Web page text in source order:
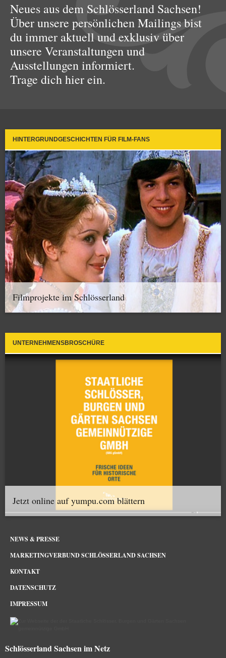
Neues aus dem Schlösserland Sachsen!
Über unsere persönlichen Mailings bist
du immer aktuell und exklusiv über
unsere Veranstaltungen und
Ausstellungen informiert.
Trage dich hier ein.
HINTERGRUNDGESCHICHTEN FÜR FILM-FANS
Filmprojekte im Schlösserland
UNTERNEHMENSBROSCHÜRE
Jetzt online auf yumpu.com blättern
NEWS & PRESSE
MARKETINGVERBUND SCHLÖSSERLAND SACHSEN
KONTAKT
DATENSCHUTZ
IMPRESSUM
Schlösserland Sachsen im Netz